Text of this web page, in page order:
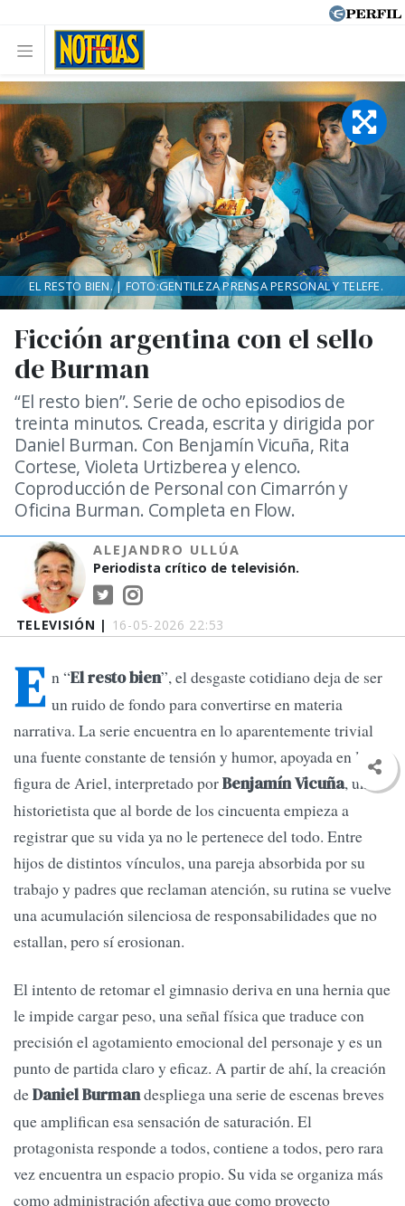
TELEVISIÓN | 16-05-2026 22:53
Ficción argentina con el sello
de Burman
“El resto bien”. Serie de ocho episodios de
treinta minutos. Creada, escrita y dirigida por
Daniel Burman. Con Benjamín Vicuña, Rita
Cortese, Violeta Urtizberea y elenco.
Coproducción de Personal con Cimarrón y
Oficina Burman. Completa en Flow.
ALEJANDRO ULLÚA
Periodista crítico de televisión.
EL RESTO BIEN. | FOTO:GENTILEZA PRENSA PERSONAL Y TELEFE.
E n “El resto bien”, el desgaste cotidiano deja de ser
un ruido de fondo para convertirse en materia
narrativa. La serie encuentra en lo aparentemente trivial
una fuente constante de tensión y humor, apoyada en la
figura de Ariel, interpretado porBenjamín Vicuña, un
historietista que al borde de los cincuenta empieza a
registrar que su vida ya no le pertenece del todo. Entre
hijos de distintos vínculos, una pareja absorbida por su
trabajo y padres que reclaman atención, su rutina se vuelve
una acumulación silenciosa de responsabilidades que no
estallan, pero sí erosionan.
El intento de retomar el gimnasio deriva en una hernia que
le impide cargar peso, una señal física que traduce con
precisión el agotamiento emocional del personaje y es un
punto de partida claro y eficaz. A partir de ahí, la creación
deDaniel Burmandespliega una serie de escenas breves
que amplifican esa sensación de saturación. El
protagonista responde a todos, contiene a todos, pero rara
vez encuentra un espacio propio. Su vida se organiza más
como administración afectiva que como proyecto